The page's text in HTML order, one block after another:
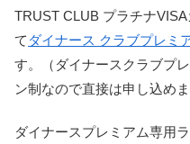
TRUST CLUB プラチナ
て ダイナース クラブプレミ
す。（ダイナースクラブプ
ン制なので直接は申し込めま
ダイナースプレミアム専用